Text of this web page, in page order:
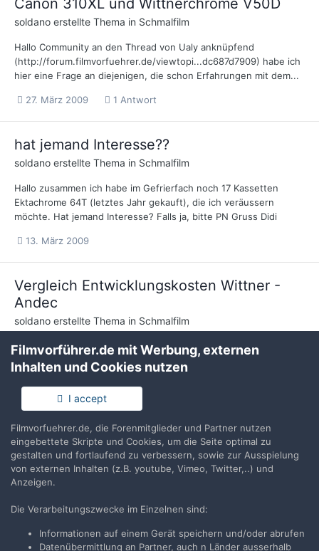
Canon 310XL und Wittnerchrome V50D
soldano erstellte Thema in Schmalfilm
Hallo Community an den Thread von Ualy anknüpfend
(http://forum.filmvorfuehrer.de/viewtopi...dc687d7909) habe ich
hier eine Frage an diejenigen, die schon Erfahrungen mit dem...
27. März 2009 1 Antwort
hat jemand Interesse??
soldano erstellte Thema in Schmalfilm
Hallo zusammen ich habe im Gefrierfach noch 17 Kassetten
Ektachrome 64T (letztes Jahr gekauft), die ich veräussern
möchte. Hat jemand Interesse? Falls ja, bitte PN Gruss Didi
13. März 2009
Vergleich Entwicklungskosten Wittner -
Andec
soldano erstellte Thema in Schmalfilm
Liebe Filmfreunde mit dem Risiko, dass ich total falsch liege und
dass ich ausgelacht werde, habe ich mal eine kleine Berechnung
angestellt und möchte euch mal fragen, ob ich da richtig...
4. März 2009
7.5 m Spulen in Canon DS-8
soldanoerstellte Thema in Schmalfilm
Hallo zusammen ich bin seit gestern stolzer Besitzer eine Canon
man in diese Kamera auch die kleinen 7.5m Spulen brauchen...
19. Februar 2009 12 Antworten
Filmvorführer.de mit Werbung, externen
Inhalten und Cookies nutzen
I accept
Filmvorfuehrer.de, die Forenmitglieder und Partner nutzen
eingebettete Skripte und Cookies, um die Seite optimal zu
gestalten und fortlaufend zu verbessern, sowie zur Ausspielung
von externen Inhalten (z.B. youtube, Vimeo, Twitter,..) und
Anzeigen.
Die Verarbeitungszwecke im Einzelnen sind:
Informationen auf einem Gerät speichern und/oder abrufen
Datenübermittlung an Partner, auch n Länder ausserhalb